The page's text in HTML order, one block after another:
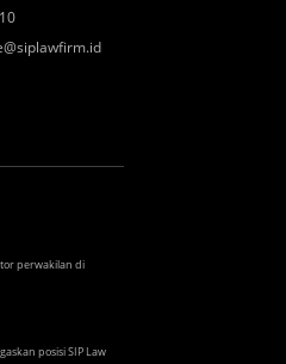
perwakilan di
posisi SIP Law